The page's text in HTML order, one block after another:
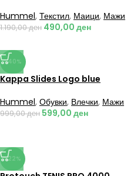
Hummel, Текстил, Маици, Мажи
1.190,00ден 490,00 ден
-40%
Kappa Slides Logo blue
Hummel, Обувки, Влечки, Мажи
999,00ден 599,00 ден
-22%